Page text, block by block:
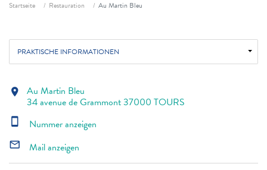
Startseite Restauration Au Martin Bleu
PRAKTISCHE INFORMATIONEN
location_on Au Martin Bleu
34 avenue de Grammont 37000 TOURS
smartphone Nummer anzeigen
mail_outline Mail anzeigen